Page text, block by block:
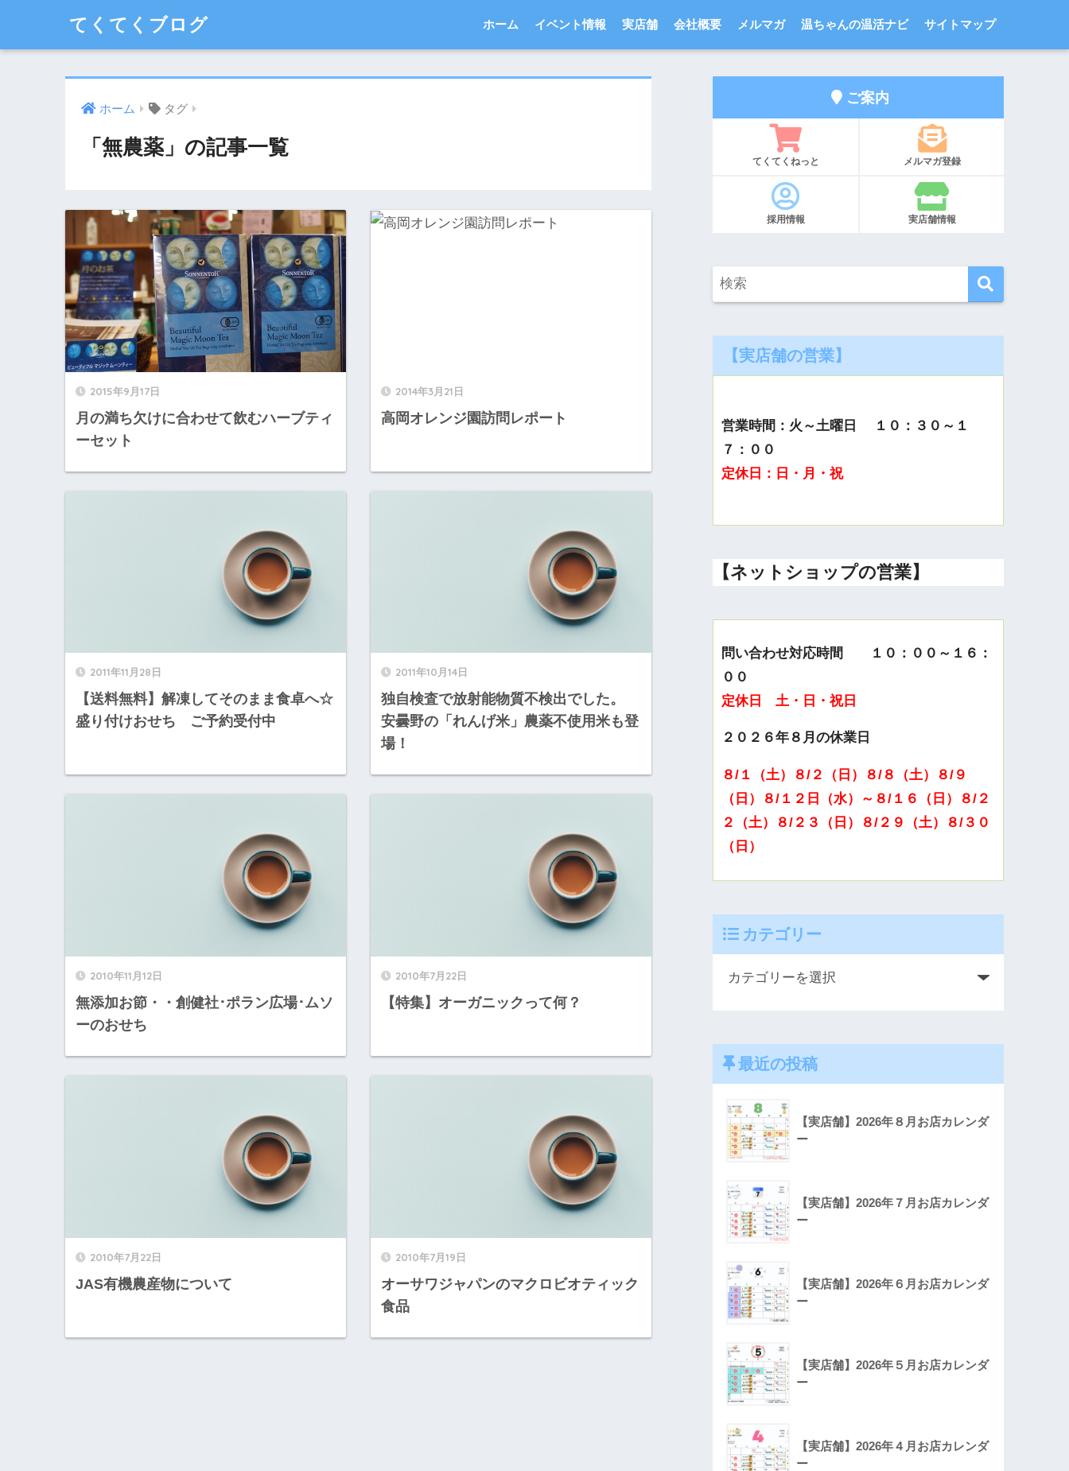
てくてくブログ ホーム イベント情報 実店舗 会社概要 メルマガ 温ちゃんの温活ナビ サイトマップ
ホーム タグ
「無農薬」の記事一覧
2015年9月17日
月の満ち欠けに合わせて飲むハーブティ
ーセット
2014年3月21日
高岡オレンジ園訪問レポート
2011年11月28日
【送料無料】解凍してそのまま食卓へ☆
盛り付けおせち ご予約受付中
2011年10月14日
独自検査で放射能物質不検出でした。
安曇野の「れんげ米」農薬不使用米も登
場！
2010年11月12日
無添加お節・・創健社･ポラン広場･ムソ
ーのおせち
2010年7月22日
【特集】オーガニックって何？
2010年7月22日
JAS有機農産物について
2010年7月19日
オーサワジャパンのマクロビオティック
食品
ご案内
てくてくねっと メルマガ登録
採用情報 実店舗情報
【実店舗の営業】
営業時間：火～土曜日 １０：３０～１
７：００
定休日：日・月・祝
【ネットショップの営業】
問い合わせ対応時間 １０：００～１６：
００
定休日 土・日・祝日
２０２６年８月の休業日
８/１（土）８/２（日）８/８（土）８/９
（日）８/１２日（水）～８/１６（日）８/２
２（土）８/２３（日）８/２９（土）８/３０
（日）
カテゴリー
最近の投稿
【実店舗】2026年８月お店カレンダ
ー
【実店舗】2026年７月お店カレンダ
ー
【実店舗】2026年６月お店カレンダ
ー
【実店舗】2026年５月お店カレンダ
ー
【実店舗】2026年４月お店カレンダ
ー